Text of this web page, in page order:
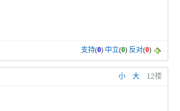
支持(0) 中立(0) 反对(0)
小 大 12楼